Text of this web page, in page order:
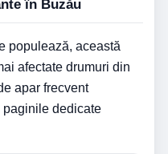
în Buzău
populează, această
afectate drumuri din
apar frecvent
paginile dedicate